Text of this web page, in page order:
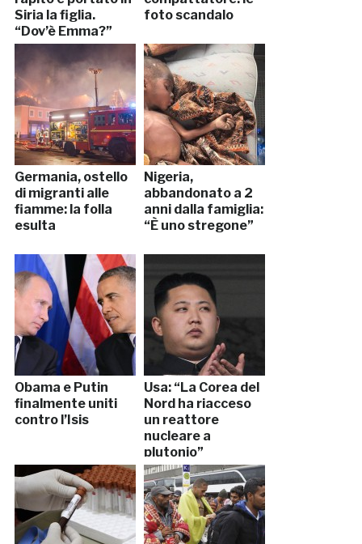
Siria la figlia.
“Dov’è Emma?”
foto scandalo
Germania, ostello
di migranti alle
fiamme: la folla
esulta
Nigeria,
abbandonato a 2
anni dalla famiglia:
“È uno stregone”
Obama e Putin
finalmente uniti
contro l’Isis
Usa: “La Corea del
Nord ha riacceso
un reattore
nucleare a
plutonio”